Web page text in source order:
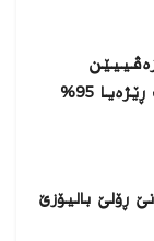
ئەترووشێ و سەرسنكێ ب ڕێژەیا 95%
ڕۆلێ بالیۆزێ